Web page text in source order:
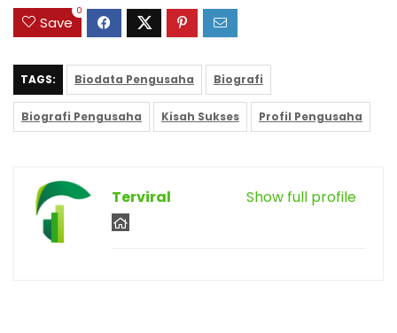
Save
0
TAGS: Biodata Pengusaha Biografi
Biografi Pengusaha Kisah Sukses Profil Pengusaha
Show full profile
Terviral